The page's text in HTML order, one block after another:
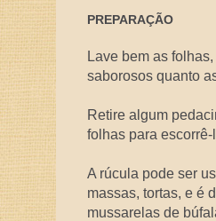
PREPARAÇÃO
Lave bem as
saborosos quanto
Retire algum
folhas para
A rúcula pode ser
massas, tortas, e é
mussarelas de